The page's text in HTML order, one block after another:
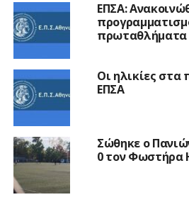
ΕΠΣΑ:
Οι ηλικίες
ΕΠΣΑ
Σώθηκε ο
0 τον Φωστήρα